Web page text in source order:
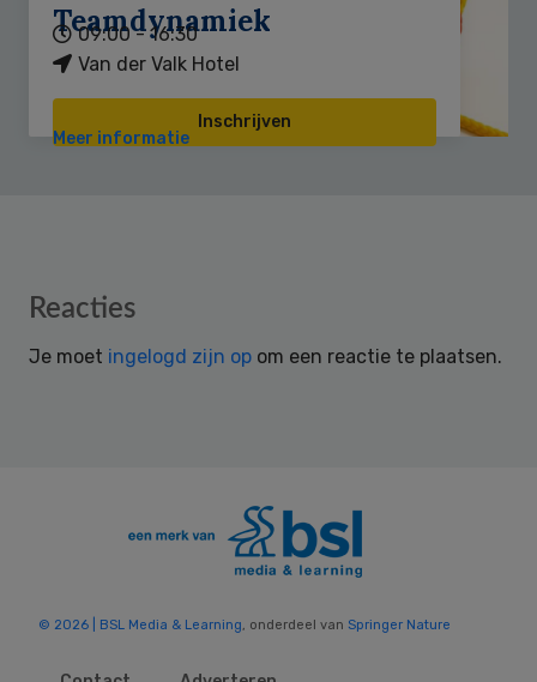
Teamdynamiek
09:00 - 16:30
Van der Valk Hotel
Inschrijven
Meer informatie
Reader
Reacties
Je moet ingelogd zijn op om een reactie te plaatsen.
© 2026 | BSL Media & Learning, onderdeel van Springer Nature